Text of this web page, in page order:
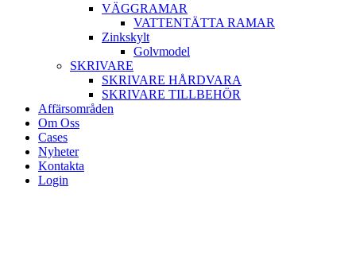
VÄGGRAMAR
VATTENTÄTTA RAMAR
Zinkskylt
Golvmodel
SKRIVARE
SKRIVARE HÅRDVARA
SKRIVARE TILLBEHÖR
Affärsområden
Om Oss
Cases
Nyheter
Kontakta
Login